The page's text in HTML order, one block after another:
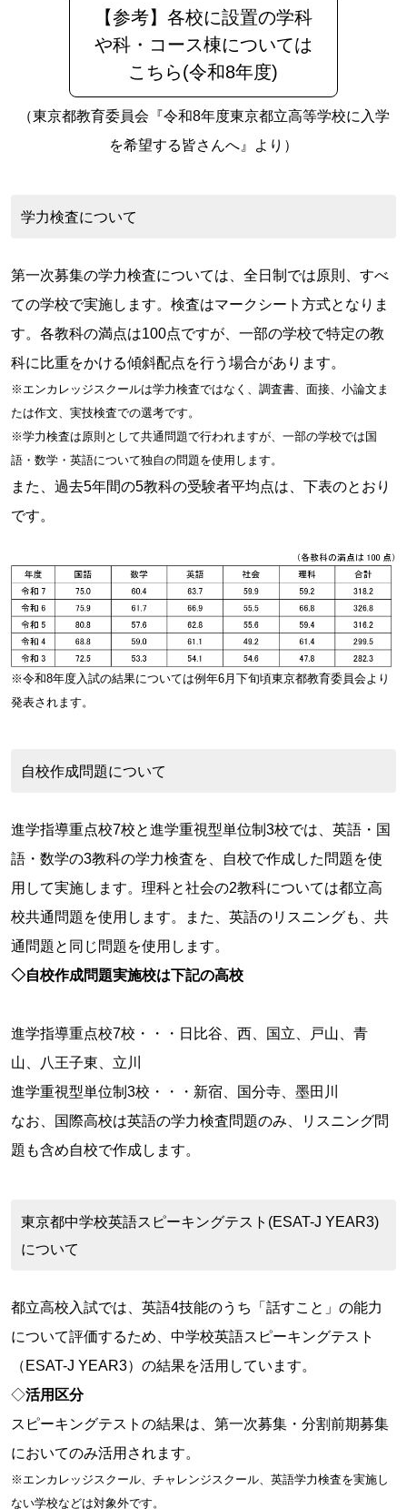
【参考】各校に設置の学科
や科・コース棟については
こちら(令和8年度)
（東京都教育委員会『令和8年度東京都立高等学校に入学
を希望する皆さんへ』より）
学力検査について
第一次募集の学力検査については、全日制では原則、すべ
ての学校で実施します。検査はマークシート方式となりま
す。各教科の満点は100点ですが、一部の学校で特定の教
科に比重をかける傾斜配点を行う場合があります。
※エンカレッジスクールは学力検査ではなく、調査書、面接、小論文ま
たは作文、実技検査での選考です。
※学力検査は原則として共通問題で行われますが、一部の学校では国
語・数学・英語について独自の問題を使用します。
また、過去5年間の5教科の受験者平均点は、下表のとおり
です。
※令和8年度入試の結果については例年6月下旬頃東京都教育委員会より
発表されます。
自校作成問題について
進学指導重点校7校と進学重視型単位制3校では、英語・国
語・数学の3教科の学力検査を、自校で作成した問題を使
用して実施します。理科と社会の2教科については都立高
校共通問題を使用します。また、英語のリスニングも、共
通問題と同じ問題を使用します。
◇自校作成問題実施校は下記の高校
進学指導重点校7校・・・日比谷、西、国立、戸山、青
山、八王子東、立川
進学重視型単位制3校・・・新宿、国分寺、墨田川
なお、国際高校は英語の学力検査問題のみ、リスニング問
題も含め自校で作成します。
東京都中学校英語スピーキングテスト(ESAT-J YEAR3)
について
都立高校入試では、英語4技能のうち「話すこと」の能力
について評価するため、中学校英語スピーキングテスト
（ESAT-J YEAR3）の結果を活用しています。
◇活用区分
スピーキングテストの結果は、第一次募集・分割前期募集
においてのみ活用されます。
※エンカレッジスクール、チャレンジスクール、英語学力検査を実施し
ない学校などは対象外です。